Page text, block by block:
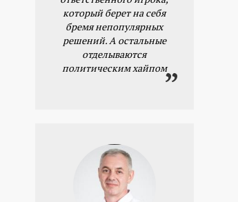
который берет на себя
бремя непопулярных
решений. А остальные
отделываются
политическим хайпом